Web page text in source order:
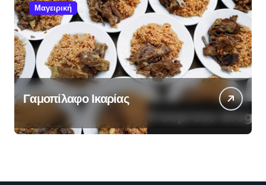
Μαγειρική
Γαμοπίλαφο Ικαρίας